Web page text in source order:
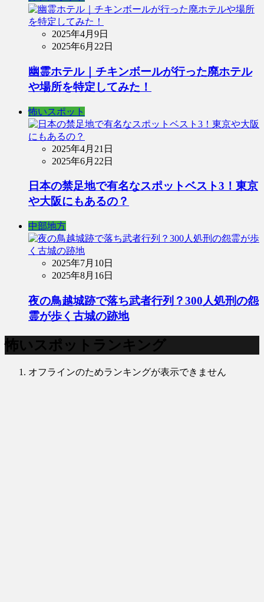
2025年4月9日
2025年6月22日
幽霊ホテル｜チキンボールが行った廃ホテル
や場所を特定してみた！
怖いスポット
2025年4月21日
2025年6月22日
日本の禁足地で有名なスポットベスト3！東京
や大阪にもあるの？
中部地方
2025年7月10日
2025年8月16日
夜の鳥越城跡で落ち武者行列？300人処刑の怨
霊が歩く古城の跡地
怖いスポットランキング
オフラインのためランキングが表示できません